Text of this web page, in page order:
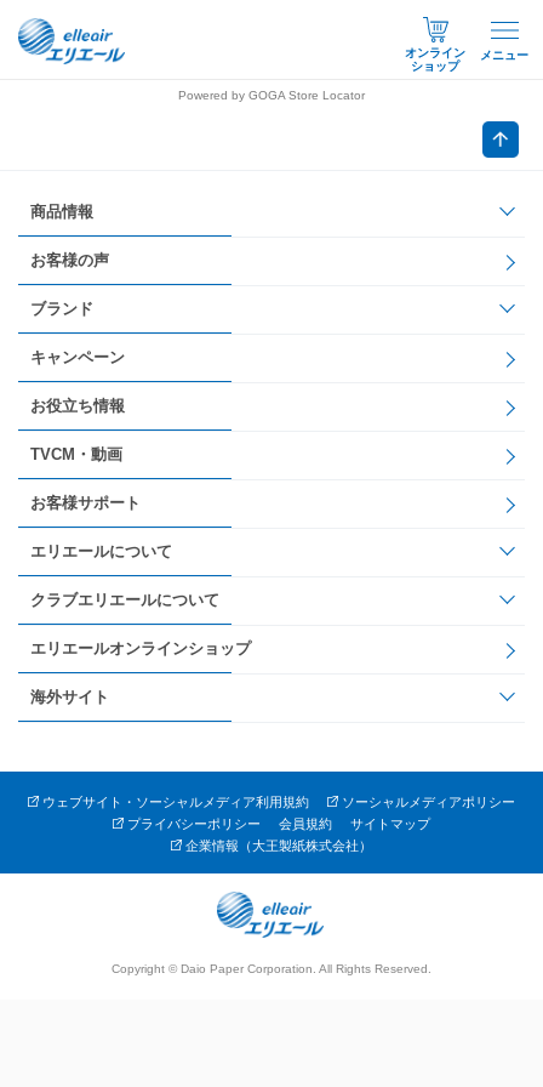
オンライン
ショップ
メニュー
Powered by GOGA Store Locator
商品情報
お客様の声
ブランド
キャンペーン
お役立ち情報
TVCM・動画
お客様サポート
エリエールについて
クラブエリエールについて
エリエールオンラインショップ
海外サイト
ウェブサイト・ソーシャルメディア利用規約
ソーシャルメディアポリシー
プライバシーポリシー
会員規約
サイトマップ
企業情報（大王製紙株式会社）
Copyright © Daio Paper Corporation. All Rights Reserved.